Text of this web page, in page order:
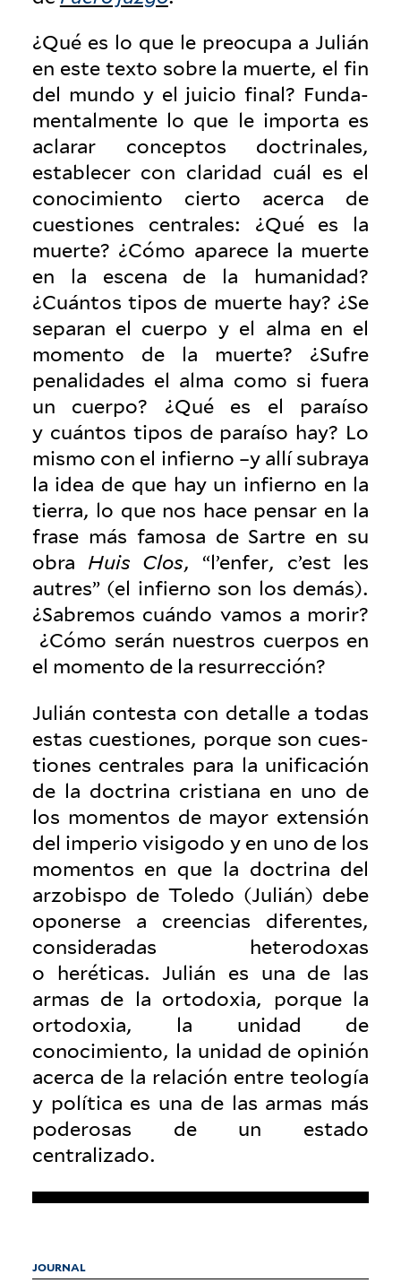
¿Qué es lo que le pre­ocupa a Julián
en este texto sobre la muerte, el fin
del mundo y el juicio final? Fun­da­
men­tal­mente lo que le importa es
aclarar con­ceptos doc­tri­nales,
establecer con claridad cuál es el
conocimiento cierto acerca de
cues­tiones cen­trales: ¿Qué es la
muerte? ¿Cómo aparece la muerte
en la escena de la humanidad?
¿Cuántos tipos de muerte hay? ¿Se
separan el cuerpo y el alma en el
momento de la muerte? ¿Sufre
penal­i­dades el alma como si fuera
un cuerpo? ¿Qué es el paraíso
y cuántos tipos de paraíso hay? Lo
mismo con el infierno –y allí subraya
la idea de que hay un infierno en la
tierra, lo que nos hace pensar en la
frase más famosa de Sartre en su
obra Huis Clos, “l’enfer, c’est les
autres” (el infierno son los demás).
¿Sabremos cuándo vamos a morir?
¿Cómo serán nue­stros cuerpos en
el momento de la resurrección?
Julián con­testa con detalle a todas
estas cues­tiones, porque son cues­
tiones cen­trales para la unifi­cación
de la doc­trina cris­tiana en uno de
los momentos de mayor extensión
del imperio visigodo y en uno de los
momentos en que la doc­trina del
arzo­bispo de Toledo (Julián) debe
oponerse a creencias difer­entes,
con­sid­eradas het­ero­doxas
o heréticas. Julián es una de las
armas de la orto­doxia, porque la
orto­doxia, la unidad de
conocimiento, la unidad de opinión
acerca de la relación entre teología
y política es una de las armas más
poderosas de un estado
centralizado.
JOURNAL